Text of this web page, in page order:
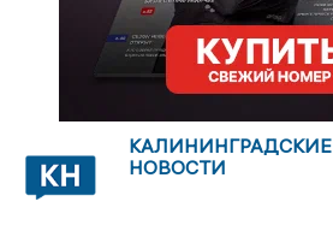
КАЛИНИНГРАДСКИЕ
НОВОСТИ